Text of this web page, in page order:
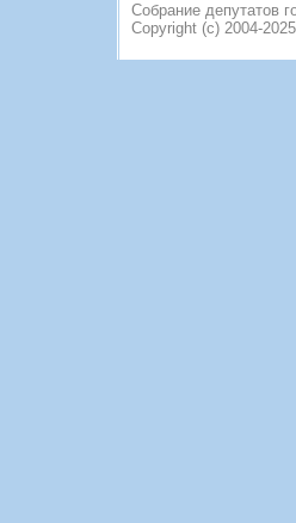
Собрание депутатов
Copyright (c) 2004-2025